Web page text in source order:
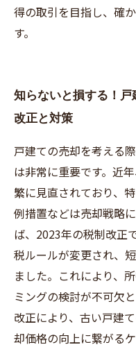
得の取引を目指し、確
す。
知らないと損する！
改正と対策
戸建ての売却を考える
は非常に重要です。近
繁に見直されており、
例措置などは売却戦略
ば、2023年の税制改正
税ルールが変更され、
ました。これにより、
ミングの検討が不可欠
改正により、古い戸建
却価格の向上に繋がる